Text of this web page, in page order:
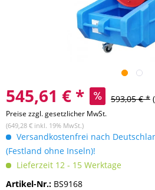
545,61 € * 593,05 € *
Preise zzgl. gesetzlicher MwSt.
(649,28 € inkl. 19% MwSt.)
Versandkostenfrei nach
(Festland ohne Inseln)!
Lieferzeit 12 - 15 Werktage
Artikel-Nr.: BS9168